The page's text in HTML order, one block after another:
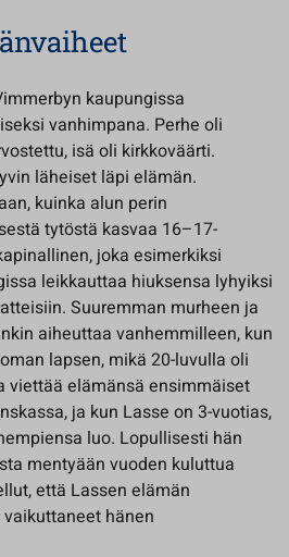
kaupungissa
vanhimpana. Perhe oli
isä oli kirkkoväärti.
läheiset läpi elämän.
kuinka alun perin
tytöstä kasvaa 16–17-
joka esimerkiksi
leikkauttaa hiuksensa lyhyiksi
Suuremman murheen ja
aiheuttaa vanhemmilleen, kun
lapsen, mikä 20-luvulla oli
viettää elämänsä ensimmäiset
ja kun Lasse on 3-vuotias,
luo. Lopullisesti hän
mentyään vuoden kuluttua
että Lassen elämän
hänen